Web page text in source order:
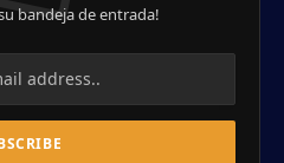
bandeja de entrada!